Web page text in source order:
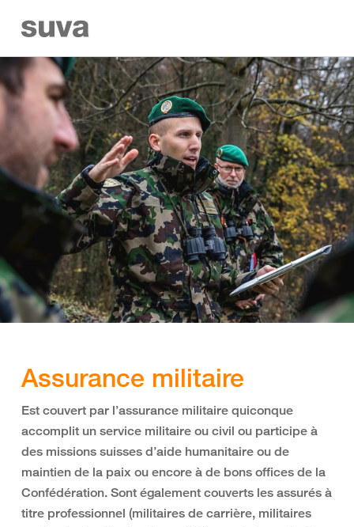
Assurance militaire
Est couvert par l’assurance militaire quiconque
accomplit un service militaire ou civil ou participe à
des missions suisses d’aide humanitaire ou de
maintien de la paix ou encore à de bons offices de la
Confédération. Sont également couverts les assurés à
titre professionnel (militaires de carrière, militaires